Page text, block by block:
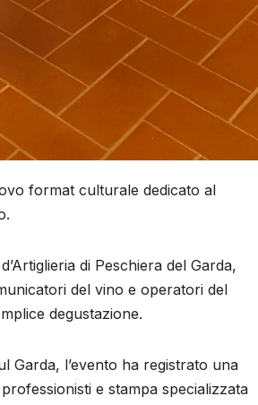
format culturale dedicato al
di Peschiera del Garda,
del vino e operatori del
degustazione.
Garda, l’evento ha registrato una
e stampa specializzata